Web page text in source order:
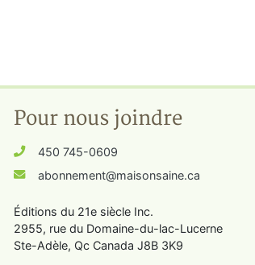
Pour nous joindre
450 745-0609
abonnement@maisonsaine.ca
Éditions du 21e siècle Inc.
2955, rue du Domaine-du-lac-Lucerne
Ste-Adèle, Qc Canada J8B 3K9